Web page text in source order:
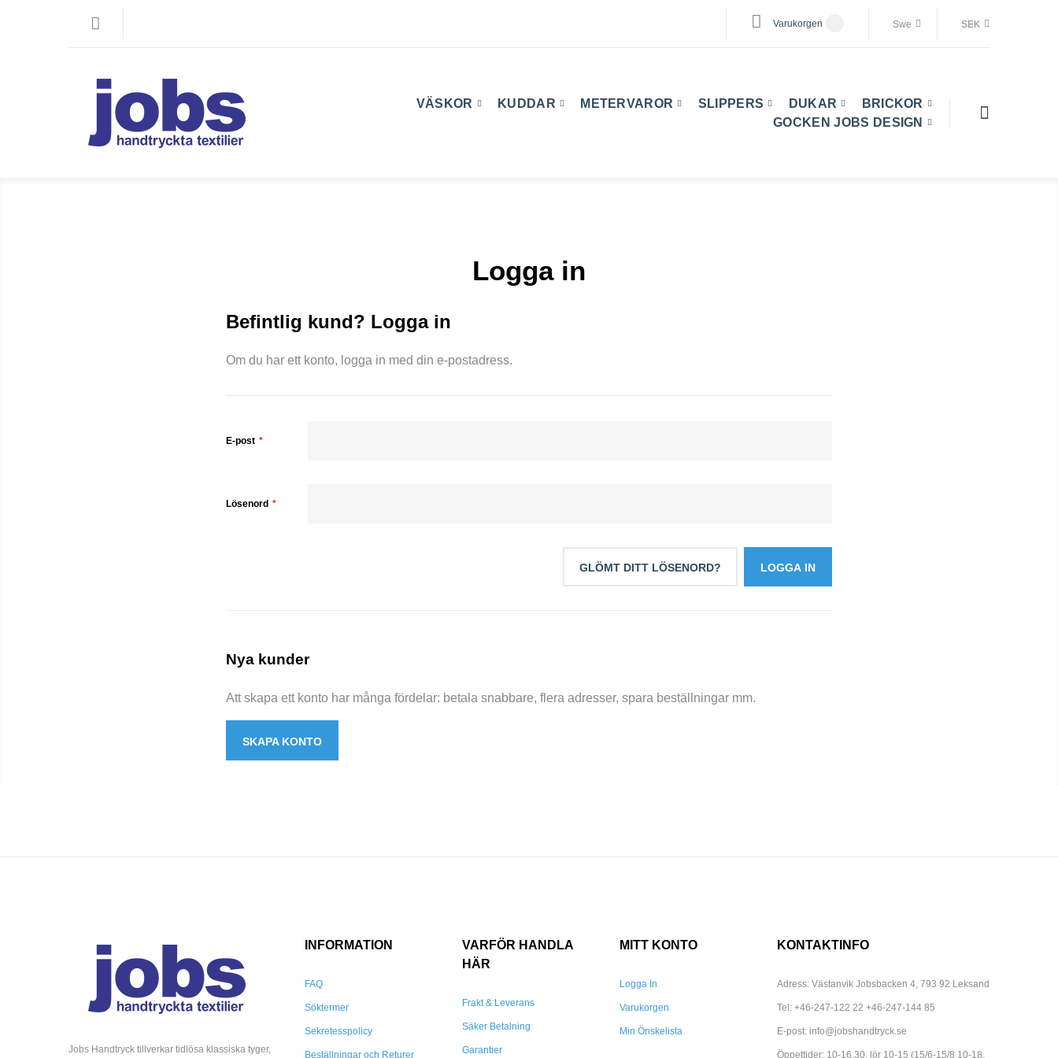
Swe SEK
Varukorgen
VÄSKOR KUDDAR METERVAROR SLIPPERS DUKAR
BRICKOR
GOCKEN JOBS DESIGN
Logga in
Befintlig kund? Logga in
Om du har ett konto, logga in med din e-postadress.
E-post
Lösenord
LOGGA IN
GLÖMT DITT LÖSENORD?
Nya kunder
Att skapa ett konto har många fördelar: betala snabbare, flera adresser, spara beställningar mm.
SKAPA KONTO
Jobs Handtryck tillverkar tidlösa klassiska tyger,
INFORMATION
FAQ
Söktermer
Sekretesspolicy
Beställningar och Returer
VARFÖR HANDLA
HÄR
Frakt & Leverans
Säker Betalning
Garantier
MITT KONTO
Logga In
Varukorgen
Min Önskelista
KONTAKTINFO
Adress: Västanvik Jobsbacken 4, 793 92 Leksand
Tel: +46-247-122 22 +46-247-144 85
E-post: info@jobshandtryck.se
Öppettider: 10-16.30, lör 10-15 (15/6-15/8 10-18,